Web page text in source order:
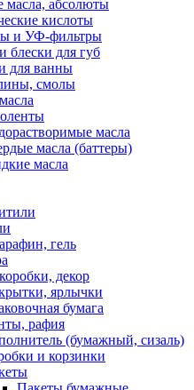
абсолюты
кислоты
и УФ-фильтры
блески для губ
для ванны
смолы
масла
масла (баттеры)
масла
гель
декор
ярлычки
бумага
рафия
(бумажный, сизаль)
и корзинки